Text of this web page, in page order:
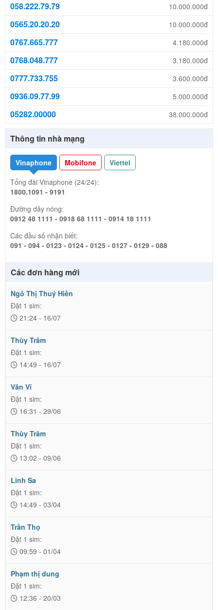
058.222.79.79 10.000.000đ
0565.20.20.20 10.000.000đ
0767.665.777 4.180.000đ
0768.048.777 3.180.000đ
0777.733.755 3.600.000đ
0936.09.77.99 5.000.000đ
05282.00000 38.000.000đ
Thông tin nhà mạng
Vinaphone Mobifone
Viettel
Tổng đài Vinaphone (24/24):
1800.1091 - 9191
Đường dây nóng:
0912 48 1111 - 0918 68 1111 - 0914 18 1111
Các đầu số nhận biết:
091 - 094 - 0123 - 0124 - 0125 - 0127 - 0129 - 088
Các đơn hàng mới
Ngô Thị Thuý Hiền
Đặt 1 sim:
21:24 - 16/07
Thùy Trâm
Đặt 1 sim:
14:49 - 16/07
Văn Vĩ
Đặt 1 sim:
16:31 - 29/06
Thùy Trâm
Đặt 1 sim:
13:02 - 09/06
Linh Sa
Đặt 1 sim:
14:49 - 03/04
Trần Thọ
Đặt 1 sim:
09:59 - 01/04
Phạm thị dung
Đặt 1 sim:
12:36 - 20/03